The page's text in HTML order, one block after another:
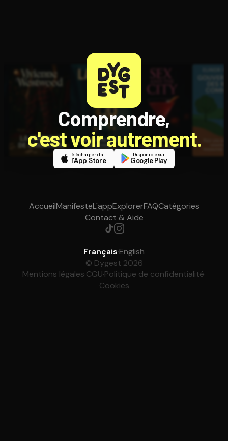
Comprendre,
c'est voir autrement.
Télécharger dans
l'App Store
Disponible sur
Google Play
AccueilManifesteL'appExplorerFAQCatégories
Contact & Aide
Français·English
© Dygest 2026
Mentions légales·CGU·Politique de confidentialité·
Cookies